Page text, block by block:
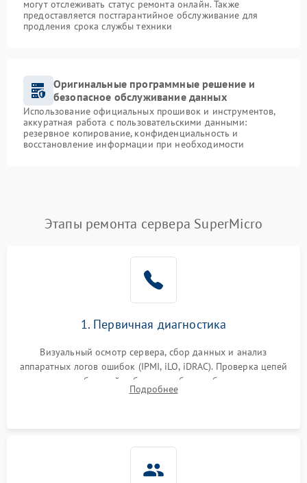
могут отслеживать статус ремонта онлайн. Также
предоставляется постгарантийное обслуживание для
продления срока службы техники
Оригинальные программные решение и
безопасное обслуживание данных
Использование официальных прошивок и инструментов,
аккуратная работа с пользовательскими данными:
резервное копирование, конфиденциальность и
восстановление информации при необходимости
Этапы ремонта сервера SuperMicro
1. Первичная диагностика
Визуальный осмотр сервера, сбор данных и анализ
аппаратных логов ошибок (IPMI, iLO, iDRAC). Проверка цепей
питания и базовой работоспособности без вскрытия
корпуса для быстрой локализации сбоя.
Подробнее